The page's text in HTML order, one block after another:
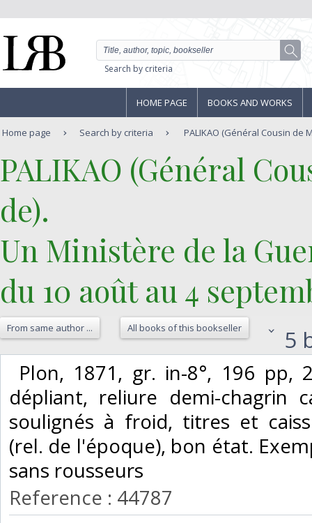
Search by criteria
HOME PAGE BOOKS AND WORKS
Home page Search by criteria PALIKAO (Général Cousin de
‎PALIKAO (Général
de).‎
‎Un Ministère de la
du 10 août au 4
From same author ... All books of this bookseller 5
Plon, 1871, gr. in-8°, 196
dépliant, reliure demi-chagrin
soulignés à froid, titres et
(rel. de l'époque), bon état.
sans rousseurs‎
Reference : 44787